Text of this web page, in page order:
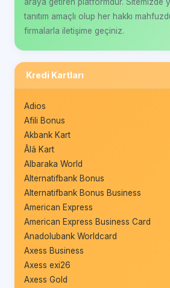
tanıtım amaçlı olup her hakkı
firmalarla iletişime geçiniz.
Kredi Kartları
Adios
Afili Bonus
Akbank Kart
Âlâ Kart
Albaraka World
Alternatifbank Bonus
Alternatifbank Bonus Business
American Express
American Express Business Card
Anadolubank Worldcard
Axess Business
Axess exi26
Axess Gold